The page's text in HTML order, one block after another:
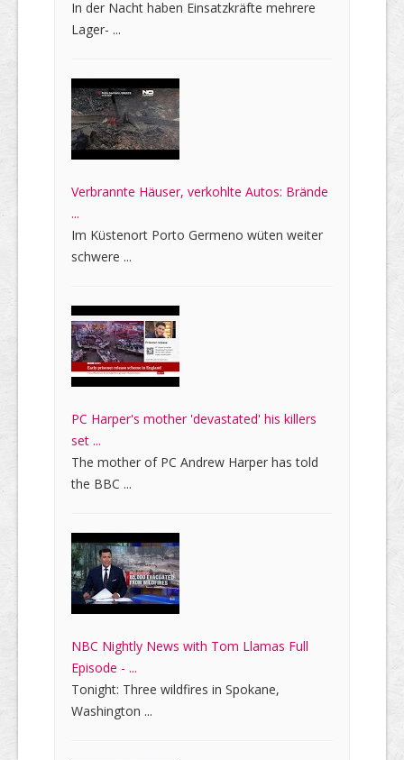
In der Nacht haben Einsatzkräfte mehrere
Lager- ...
Verbrannte Häuser, verkohlte Autos: Brände
...
Im Küstenort Porto Germeno wüten weiter
schwere ...
PC Harper's mother 'devastated' his killers
set ...
The mother of PC Andrew Harper has told
the BBC ...
NBC Nightly News with Tom Llamas Full
Episode - ...
Tonight: Three wildfires in Spokane,
Washington ...